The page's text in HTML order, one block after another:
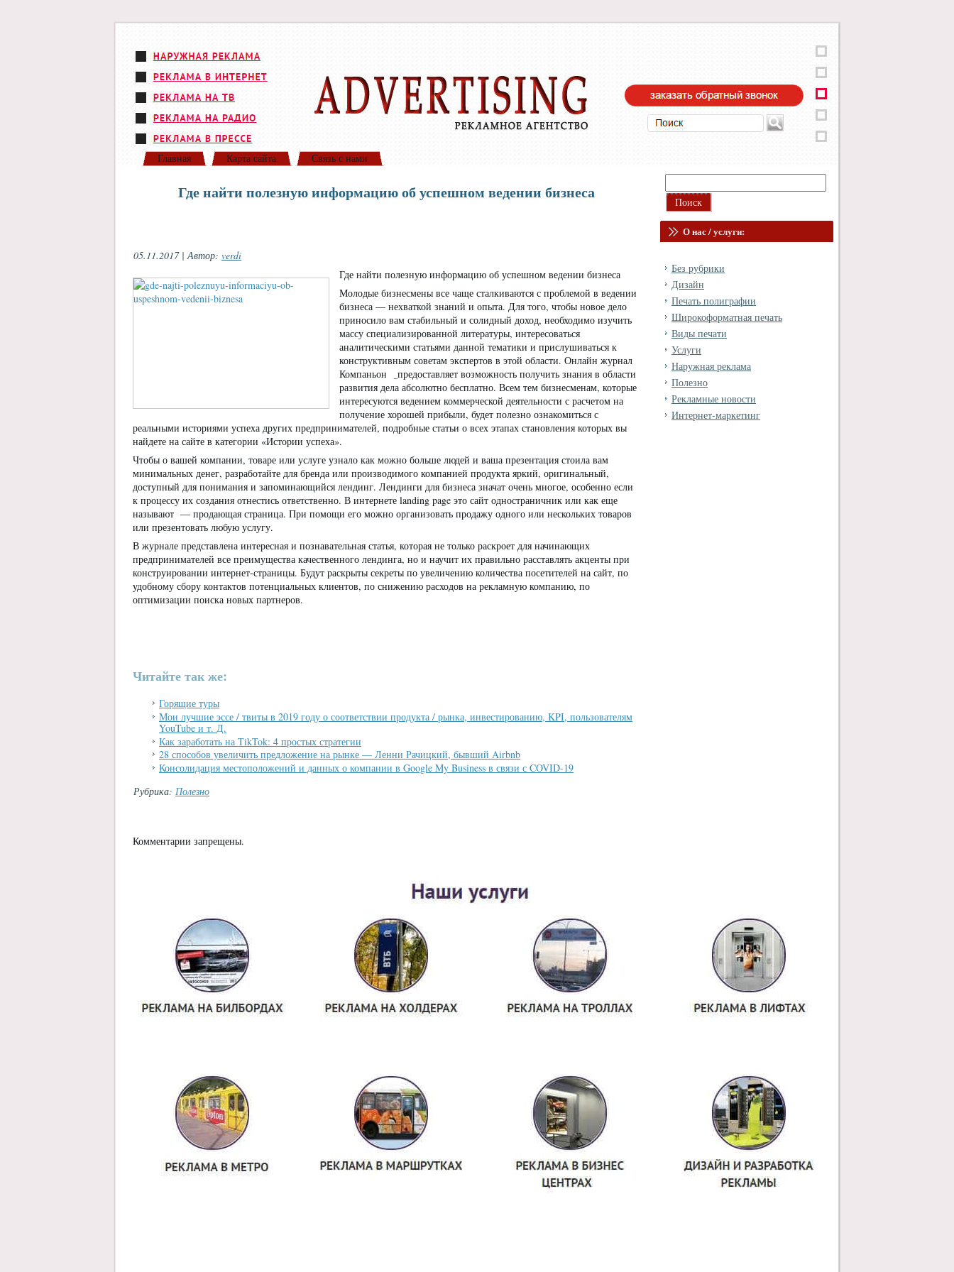
Главная Карта сайта Связь с нами
Где найти полезную информацию об успешном ведении бизнеса
05.11.2017 | Автор: verdi
Где найти полезную информацию об успешном ведении бизнеса
Молодые бизнесмены все чаще сталкиваются с проблемой в ведении
бизнеса — нехваткой знаний и опыта. Для того, чтобы новое дело
приносило вам стабильный и солидный доход, необходимо изучить
массу специализированной литературы, интересоваться
аналитическими статьями данной тематики и прислушиваться к
конструктивным советам экспертов в этой области. Онлайн журнал
Компаньон
предоставляет возможность получить знания в области
развития дела абсолютно бесплатно. Всем тем бизнесменам, которые
интересуются ведением коммерческой деятельности с расчетом на
получение хорошей прибыли, будет полезно ознакомиться с
реальными историями успеха других предпринимателей, подробные статьи о всех этапах становления которых вы
найдете на сайте в категории «Истории успеха».
Чтобы о вашей компании, товаре или услуге узнало как можно больше людей и ваша презентация стоила вам
минимальных денег, разработайте для бренда или производимого компанией продукта яркий, оригинальный,
доступный для понимания и запоминающийся лендинг. Лендинги для бизнеса значат очень многое, особенно если
к процессу их создания отнестись ответственно. В интернете landing page это сайт одностраничник или как еще
называют — продающая страница. При помощи его можно организовать продажу одного или нескольких товаров
или презентовать любую услугу.
В журнале представлена интересная и познавательная статья, которая не только раскроет для начинающих
предпринимателей все преимущества качественного лендинга, но и научит их правильно расставлять акценты при
конструировании интернет-страницы. Будут раскрыты секреты по увеличению количества посетителей на сайт, по
удобному сбору контактов потенциальных клиентов, по снижению расходов на рекламную компанию, по
оптимизации поиска новых партнеров.
Читайте так же:
Горящие туры
Мои лучшие эссе / твиты в 2019 году о соответствии продукта / рынка, инвестированию, KPI, пользователям
YouTube и т. Д.
Как заработать на TikTok: 4 простых стратегии
28 способов увеличить предложение на рынке — Ленни Рачицкий, бывший Airbnb
Консолидация местоположений и данных о компании в Google My Business в связи с COVID-19
Рубрика: Полезно
Комментарии запрещены.
О нас / услуги:
Без рубрики
Дизайн
Печать полиграфии
Широкоформатная печать
Виды печати
Услуги
Наружная реклама
Полезно
Рекламные новости
Интернет-маркетинг